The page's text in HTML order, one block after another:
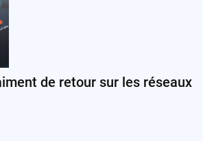
de retour sur les réseaux